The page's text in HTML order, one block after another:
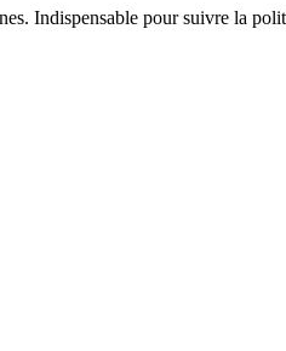
Indispensable pour suivre la